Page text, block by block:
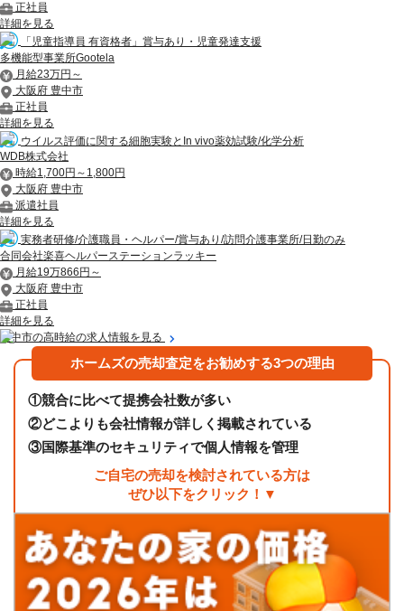
正社員
詳細を見る
「児童指導員 有資格者」賞与あり・児童発達支援
多機能型事業所Gootela
月給23万円～
大阪府 豊中市
正社員
詳細を見る
ウイルス評価に関する細胞実験とIn vivo薬効試験/化学分析
WDB株式会社
時給1,700円～1,800円
大阪府 豊中市
派遣社員
詳細を見る
実務者研修/介護職員・ヘルパー/賞与あり/訪問介護事業所/日勤のみ
合同会社楽喜ヘルパーステーションラッキー
月給19万866円～
大阪府 豊中市
正社員
詳細を見る
豊中市の高時給の求人情報を見る
ホームズの売却査定をお勧めする3つの理由
①競合に比べて提携会社数が多い
②どこよりも会社情報が詳しく掲載されている
③国際基準のセキュリティで個人情報を管理
ご自宅の売却を検討されている方は
ぜひ以下をクリック！▼